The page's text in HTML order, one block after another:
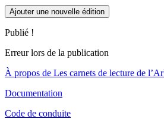
Ajouter une nouvelle édition
Publié !
Erreur lors de la publication
À propos de Les carnets de lecture de
Documentation
Code de conduite